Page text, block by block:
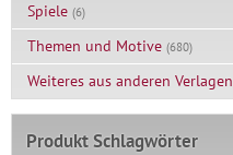
Spiele (6)
Themen und Motive (680)
Weiteres aus anderen Verlagen
Produkt Schlagwörter